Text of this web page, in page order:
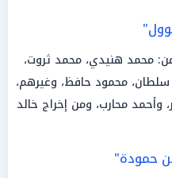
محمد هنيدي، محمد ثروت،
سلطان، محمود حافظ، وغيرهم،
محارب، ومن إخراج خالد
حمودة"